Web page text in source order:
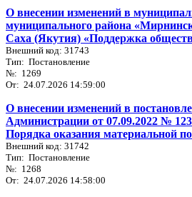
О внесении изменений в
муниципального района
Саха (Якутия) «Поддержка
Внешний код: 31743
Тип: Постановление
№: 1269
От: 24.07.2026 14:59:00
О внесении изменений в
Администрации от 07.09.2022 №
Порядка оказания материальной
Внешний код: 31742
Тип: Постановление
№: 1268
От: 24.07.2026 14:58:00